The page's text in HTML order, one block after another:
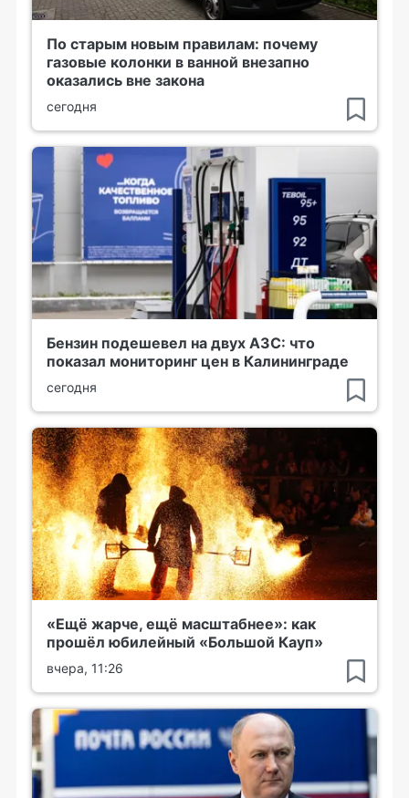
По старым новым правилам: почему
газовые колонки в ванной внезапно
оказались вне закона
сегодня
Бензин подешевел на двух АЗС: что
показал мониторинг цен в Калининграде
сегодня
«Ещё жарче, ещё масштабнее»: как
прошёл юбилейный «Большой Кауп»
вчера, 11:26